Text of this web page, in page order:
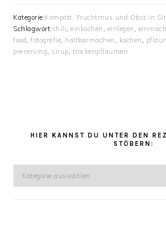
Kategorie:Kompott, Fruchtmus und Obst in
Schlagwort:chili,einkochen , einlegen ,
food ,fotografie, haltbarmachen , kochen ,
preserving, sirup, trockenpflaumen
HIER KANNST DU UNTER DEN
STÖBERN: